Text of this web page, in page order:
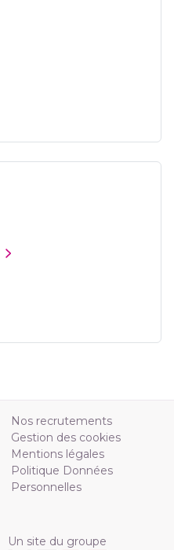
Nos recrutements
Gestion des cookies
Mentions légales
Politique Données
Personnelles
Un site du groupe